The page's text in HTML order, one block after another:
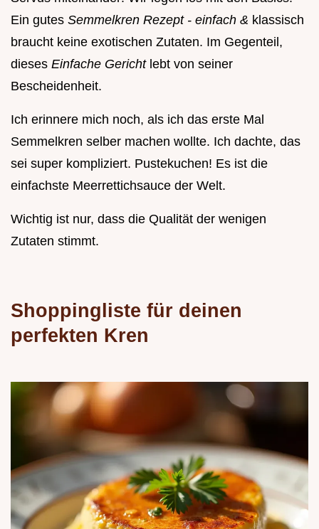
Ein gutes Semmelkren Rezept - einfach & klassisch
braucht keine exotischen Zutaten. Im Gegenteil,
dieses Einfache Gericht lebt von seiner
Bescheidenheit.
Ich erinnere mich noch, als ich das erste Mal
Semmelkren selber machen wollte. Ich dachte, das
sei super kompliziert. Pustekuchen! Es ist die
einfachste Meerrettichsauce der Welt.
Wichtig ist nur, dass die Qualität der wenigen
Zutaten stimmt.
Shoppingliste für deinen
perfekten Kren